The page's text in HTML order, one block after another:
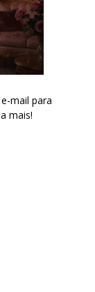
mail para
mais!